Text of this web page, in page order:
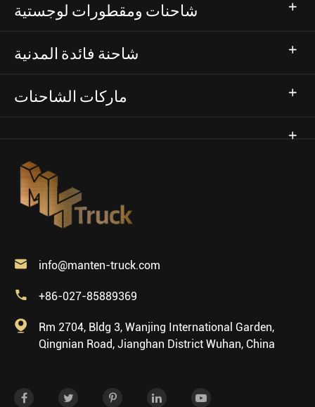
شاحنات ومقطورات لوجستية
شاحنة فائدة المدنية
ماركات الشاحنات
 info@manten-truck.com
 +86-027-85889369

Rm 2704, Bldg 3, Wanjing International Garden,
Qingnian Road, Jianghan District Wuhan, China